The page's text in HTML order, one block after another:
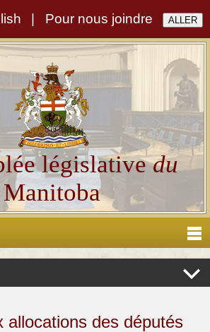
Pour nous joindre
législativedu
Manitoba
allocations des députés